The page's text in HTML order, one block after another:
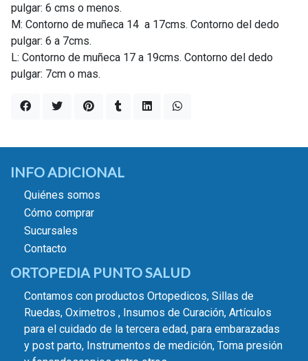
pulgar: 6 cms o menos.
M: Contorno de muñeca 14 a 17cms. Contorno del dedo
pulgar: 6 a 7cms.
L: Contorno de muñeca 17 a 19cms. Contorno del dedo
pulgar: 7cm o mas.
INFO ADICIONAL
Quiénes somos
Cómo comprar
Sucursales
Contacto
ORTOPEDIA PUNTO SALUD
Contamos con productos Ortopedicos, Sillas de
Ruedas, Oximetros , Insumos de Curación, Artículos
para el cuidado de la tercera edad, para embarazadas
y post parto, Instrumentos de medición, Toma presión